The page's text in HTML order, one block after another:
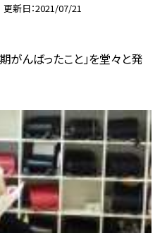
更新日 2021/07/21
がんばったこと」を堂々と発